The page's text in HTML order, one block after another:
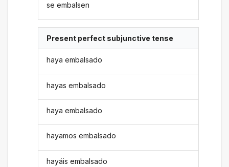
se embalsen
Present perfect subjunctive tense
haya embalsado
hayas embalsado
haya embalsado
hayamos embalsado
hayáis embalsado